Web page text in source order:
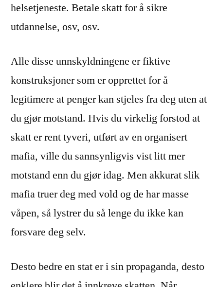
helsetjeneste. Betale skatt for å sikre
utdannelse, osv, osv.
Alle disse unnskyldningene er fiktive
konstruksjoner som er opprettet for å
legitimere at penger kan stjeles fra deg uten at
du gjør motstand. Hvis du virkelig forstod at
skatt er rent tyveri, utført av en organisert
mafia, ville du sannsynligvis vist litt mer
motstand enn du gjør idag. Men akkurat slik
mafia truer deg med vold og de har masse
våpen, så lystrer du så lenge du ikke kan
forsvare deg selv.
Desto bedre en stat er i sin propaganda, desto